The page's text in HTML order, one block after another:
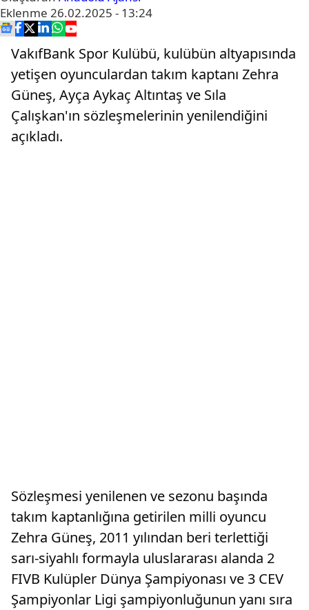
Eklenme 26.02.2025 - 13:24
VakıfBank Spor Kulübü, kulübün altyapısında
yetişen oyunculardan takım kaptanı Zehra
Güneş, Ayça Aykaç Altıntaş ve Sıla
Çalışkan'ın sözleşmelerinin yenilendiğini
açıkladı.
Sözleşmesi yenilenen ve sezonu başında
takım kaptanlığına getirilen milli oyuncu
Zehra Güneş, 2011 yılından beri terlettiği
sarı-siyahlı formayla uluslararası alanda 2
FIVB Kulüpler Dünya Şampiyonası ve 3 CEV
Şampiyonlar Ligi şampiyonluğunun yanı sıra